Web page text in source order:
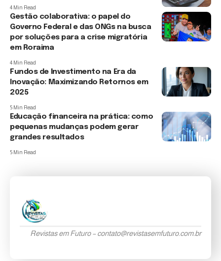
4 Min Read
Gestão colaborativa: o papel do
Governo Federal e das ONGs na busca
por soluções para a crise migratória
em Roraima
4 Min Read
Fundos de Investimento na Era da
Inovação: Maximizando Retornos em
2025
5 Min Read
Educação financeira na prática: como
pequenas mudanças podem gerar
grandes resultados
5 Min Read
Revistas em Futuro –contato@revistasemfuturo.com.br